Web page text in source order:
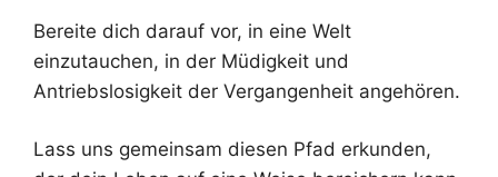
Bereite dich darauf vor, in eine Welt
einzutauchen, in der Müdigkeit und
Antriebslosigkeit der Vergangenheit angehören.
Lass uns gemeinsam diesen Pfad erkunden,